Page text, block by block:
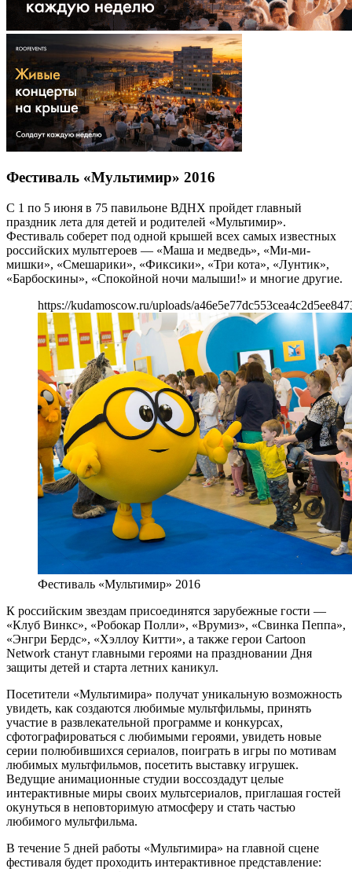
Фестиваль «Мультимир» 2016
С 1 по 5 июня в 75 павильоне ВДНХ пройдет главный
праздник лета для детей и родителей «Мультимир».
Фестиваль соберет под одной крышей всех самых известных
российских мультгероев — «Маша и медведь», «Ми-ми-
мишки», «Смешарики», «Фиксики», «Три кота», «Лунтик»,
«Барбоскины», «Спокойной ночи малыши!» и многие другие.
https://kudamoscow.ru/uploads/
Фестиваль «Мультимир» 2016
К российским звездам присоединятся зарубежные гости —
«Клуб Винкс», «Робокар Полли», «Врумиз», «Свинка Пеппа»,
«Энгри Бердс», «Хэллоу Китти», а также герои Cartoon
Network станут главными героями на праздновании Дня
защиты детей и старта летних каникул.
Посетители «Мультимира» получат уникальную возможность
увидеть, как создаются любимые мультфильмы, принять
участие в развлекательной программе и конкурсах,
сфотографироваться с любимыми героями, увидеть новые
серии полюбившихся сериалов, поиграть в игры по мотивам
любимых мультфильмов, посетить выставку игрушек.
Ведущие анимационные студии воссоздадут целые
интерактивные миры своих мультсериалов, приглашая гостей
окунуться в неповторимую атмосферу и стать частью
любимого мультфильма.
В течение 5 дней работы «Мультимира» на главной сцене
фестиваля будет проходить интерактивное представление: